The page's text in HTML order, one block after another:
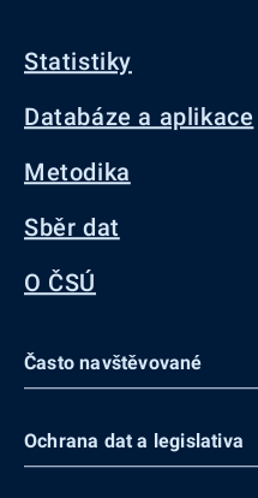
Statistiky
Databáze a aplikace
Metodika
Sběr dat
O ČSÚ
Často navštěvované
Ochrana dat a legislativa